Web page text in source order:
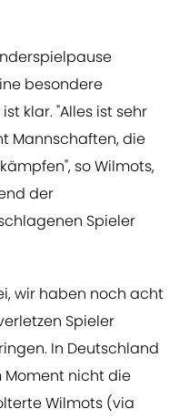
besondere
klar. "Alles ist sehr
Mannschaften, die
so Wilmots,
der
Spieler
wir haben noch acht
Spieler
In Deutschland
Moment nicht die
Wilmots (via